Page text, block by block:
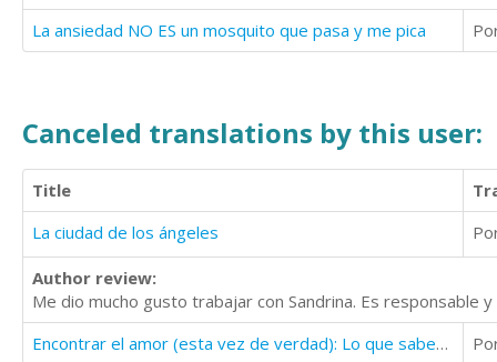
La ansiedad NO ES un mosquito que pasa y me pica
Canceled translations by this user:
Title
La ciudad de los ángeles
Author review:
Me dio mucho gusto trabajar con Sandrina. Es
Encontrar el amor (esta vez de verdad): Lo que saben las mujeres que triunfan con los hombres